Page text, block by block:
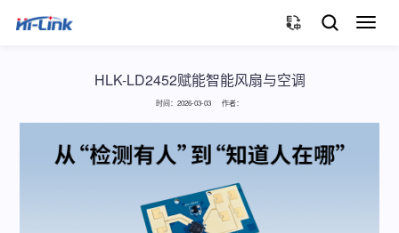
切
HLK-LD2452赋能智能风扇与空调
时间：2026-03-03 作者：